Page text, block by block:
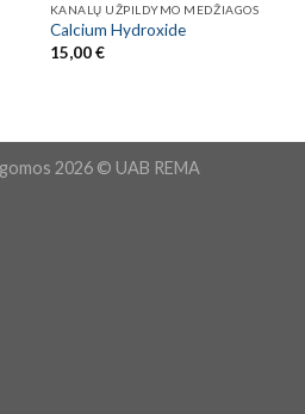
KANALŲ UŽPILDYMO MEDŽIAGOS
Calcium Hydroxide
15,00€
2026 © UAB REMA